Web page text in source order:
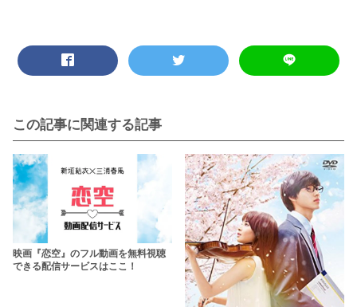
この記事に関連する記事
映画『恋空』のフル動画を無料視聴
できる配信サービスはここ！